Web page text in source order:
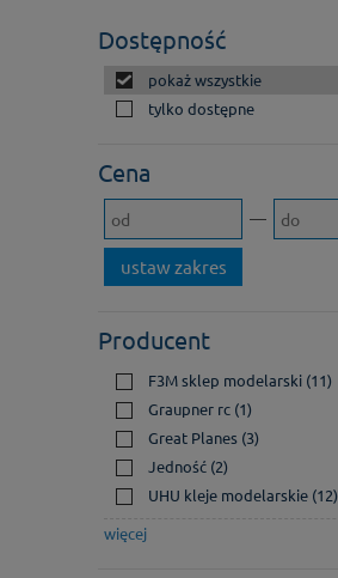
Dostępność
pokaż wszystkie
tylko dostępne
Cena
ustaw zakres
Producent
F3M sklep modelarski (11)
Graupner rc (1)
Great Planes (3)
Jedność (2)
UHU kleje modelarskie (12)
więcej